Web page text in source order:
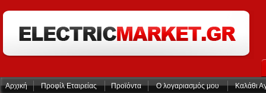
Αρχική Προφίλ Εταιρείας Προϊόντα Ο λογαριασμός μου Καλάθι